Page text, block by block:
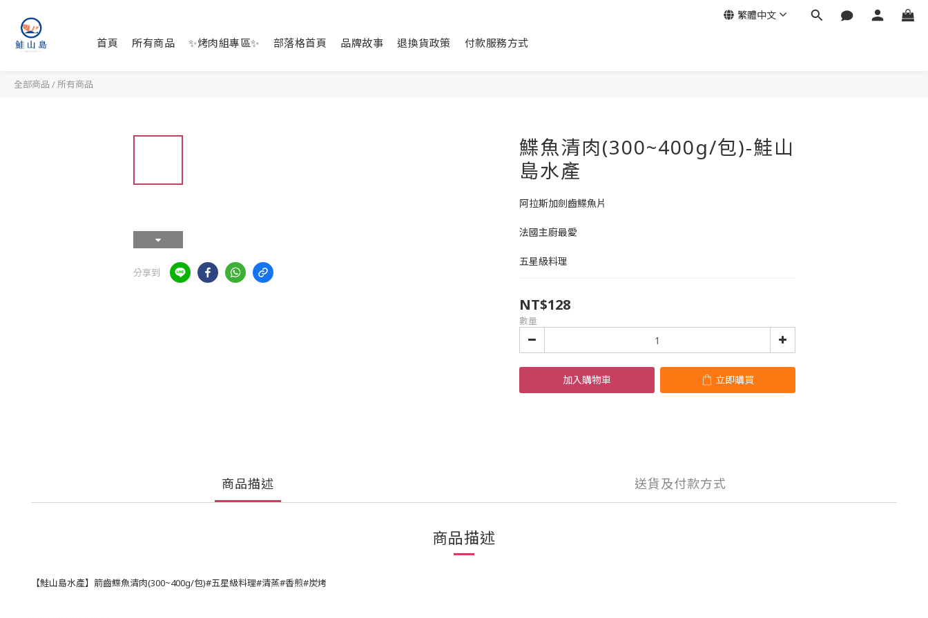
首頁 所有商品 ✨烤肉組專區✨ 部落格首頁 品牌故事 退換貨政策 付款服務方式
繁體中文
全部商品 / 所有商品
分享到
鰈魚清肉(300~400g/包)-鮭山
島水產
阿拉斯加劍齒鰈魚片
法國主廚最愛
五星級料理
NT$128
數量
加入購物車 立即購買
商品描述 送貨及付款方式
商品描述
【鮭山島水產】箭齒鰈魚清肉(300~400g/包)#五星級料理#清蒸#香煎#炭烤